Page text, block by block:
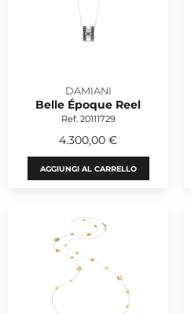
DAMIANI
Belle Époque Reel
Ref. 20111729
4.300,00 €
AGGIUNGI AL CARRELLO